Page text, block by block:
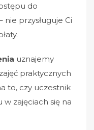
do
nie przysługuje Ci
uznajemy
praktycznych
to, czy uczestnik
w zajęciach się na